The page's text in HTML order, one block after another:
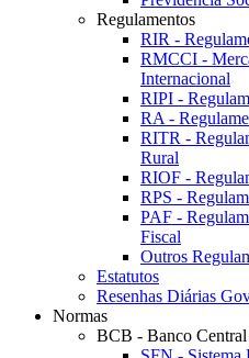
Regulamentos
RIR -
RMCCI -
Internacional
RIPI -
RA -
RITR -
Rural
RIOF -
RPS -
PAF -
Fiscal
Outros
Estatutos
Resenhas Diárias
Normas
BCB - Banco